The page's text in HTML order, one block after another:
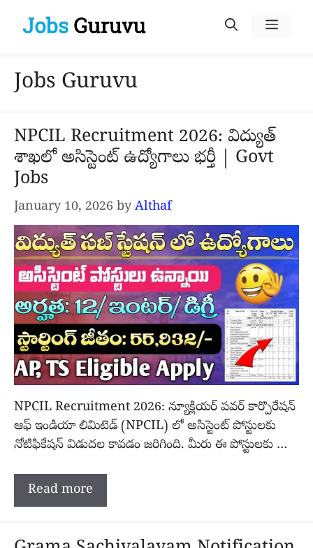
Menu
Jobs Guruvu
NPCIL Recruitment 2026: విద్యుత్
శాఖలో అసిస్టెంట్ ఉద్యోగాలు భర్తీ | Govt
Jobs
January 10, 2026 by Althaf
NPCIL Recruitment 2026: న్యూక్లియర్ పవర్ కార్పొరేషన్
ఆఫ్ ఇండియా లిమిటెడ్ (NPCIL) లో అసిస్టెంట్ పోస్టులకు
నోటిఫికేషన్ విడుదల కావడం జరిగింది. మీరు ఈ పోస్టులకు …
Read more